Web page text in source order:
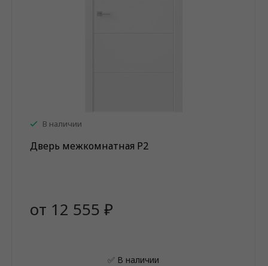
В наличии
Дверь межкомнатная P2
от 12 555 ₽
✅ В наличии